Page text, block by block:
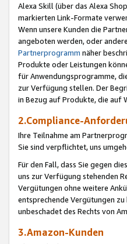
Alexa Skill (über das Alexa
markierten Link-Formate
Wenn unsere Kunden die
angeboten werden, oder
Partnerprogramm näher
Produkte oder Leistungen
für Anwendungsprogramme,
zur Verfügung stellen. Der
in Bezug auf Produkte, die auf
2.Compliance-
Ihre Teilnahme am
Sie sind verpflichtet, uns
Für den Fall, dass Sie gegen
uns zur Verfügung stehenden
Vergütungen ohne weitere
entsprechende Vergütungen
unbeschadet des Rechts von
3.Amazon-Kunden